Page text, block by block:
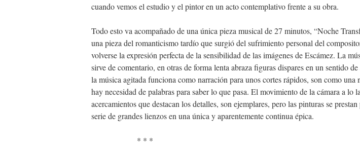
cuando vemos el estudio y el pintor en un acto contemplativo frente a su obra.
Todo esto va acompañado de una única pieza musical de 27 minutos, “Noche
una pieza del romanticismo tardío que surgió del sufrimiento personal del
volverse la expresión perfecta de la sensibilidad de las imágenes de Escámez. La
sirve de comentario, en otras de forma lenta abraza figuras dispares en un sentido
la música agitada funciona como narración para unos cortes rápidos, son como
hay necesidad de palabras para saber lo que pasa. El movimiento de la cámara a lo
acercamientos que destacan los detalles, son ejemplares, pero las pinturas se
serie de grandes lienzos en una única y aparentemente continua épica.
* * *